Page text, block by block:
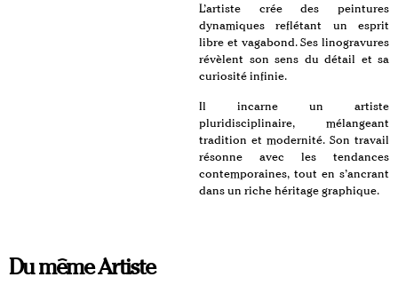
L’artiste crée des peintures
dynamiques reflétant un esprit
libre et vagabond. Ses linogravures
révèlent son sens du détail et sa
curiosité infinie.
Il incarne un artiste
pluridisciplinaire, mélangeant
tradition et modernité. Son travail
résonne avec les tendances
contemporaines, tout en s’ancrant
dans un riche héritage graphique.
Du même Artiste